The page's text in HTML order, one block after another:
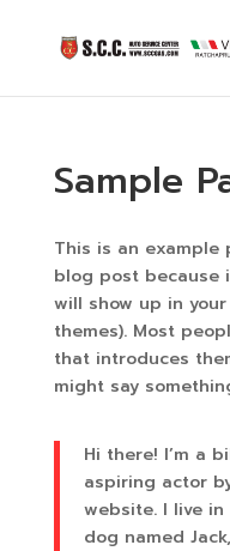
Sample
This is an example
blog post because
will show up in
themes). Most
that introduces
might say
Hi there! I’m a
aspiring actor
website. I live
dog named